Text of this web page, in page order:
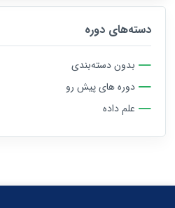
دسته‌های دوره
بدون دسته‌بندی
دوره های پیش رو
علم داده